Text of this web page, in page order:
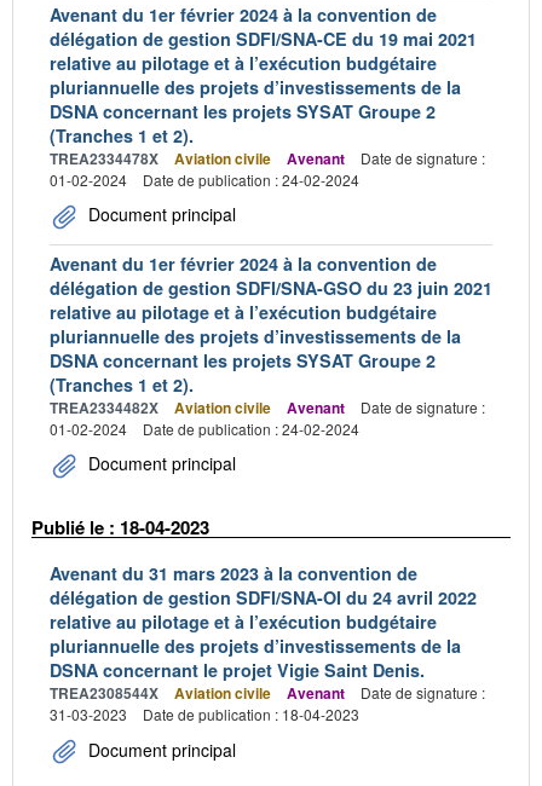
Avenant du 1er février 2024 à la convention de
délégation de gestion SDFI/SNA-CE du 19 mai 2021
relative au pilotage et à l’exécution budgétaire
pluriannuelle des projets d’investissements de la
DSNA concernant les projets SYSAT Groupe 2
(Tranches 1 et 2).
TREA2334478X Aviation civile Avenant
Date de signature :
01-02-2024
Date de publication : 24-02-2024
Document principal
Avenant du 1er février 2024 à la convention de
délégation de gestion SDFI/SNA-GSO du 23 juin 2021
relative au pilotage et à l’exécution budgétaire
pluriannuelle des projets d’investissements de la
DSNA concernant les projets SYSAT Groupe 2
(Tranches 1 et 2).
TREA2334482X Aviation civile Avenant
Date de signature :
01-02-2024
Date de publication : 24-02-2024
Document principal
Publié le : 18-04-2023
Avenant du 31 mars 2023 à la convention de
délégation de gestion SDFI/SNA-OI du 24 avril 2022
relative au pilotage et à l’exécution budgétaire
pluriannuelle des projets d’investissements de la
DSNA concernant le projet Vigie Saint Denis.
TREA2308544X Aviation civile Avenant
Date de signature :
31-03-2023
Date de publication : 18-04-2023
Document principal